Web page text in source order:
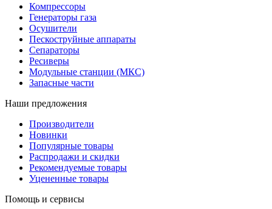
Компрессоры
Генераторы газа
Осушители
Пескоструйные аппараты
Сепараторы
Ресиверы
Модульные станции (МКС)
Запасные части
Наши предложения
Производители
Новинки
Популярные товары
Распродажи и скидки
Рекомендуемые товары
Уцененные товары
Помощь и сервисы